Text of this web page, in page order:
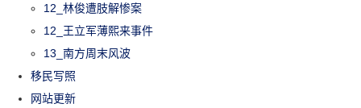
12_林俊遭肢解惨案
12_王立军薄熙来事件
13_南方周末风波
移民写照
网站更新